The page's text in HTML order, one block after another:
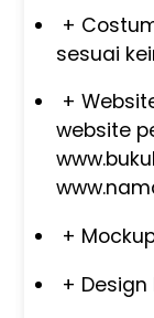
+
sesuai
+
website
+
+